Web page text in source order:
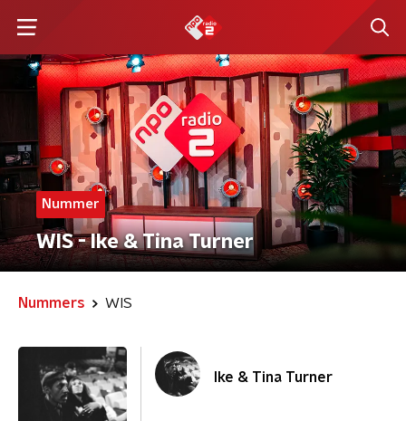
Nummer
WIS - Ike & Tina Turner
Nummers WIS
Ike & Tina Turner